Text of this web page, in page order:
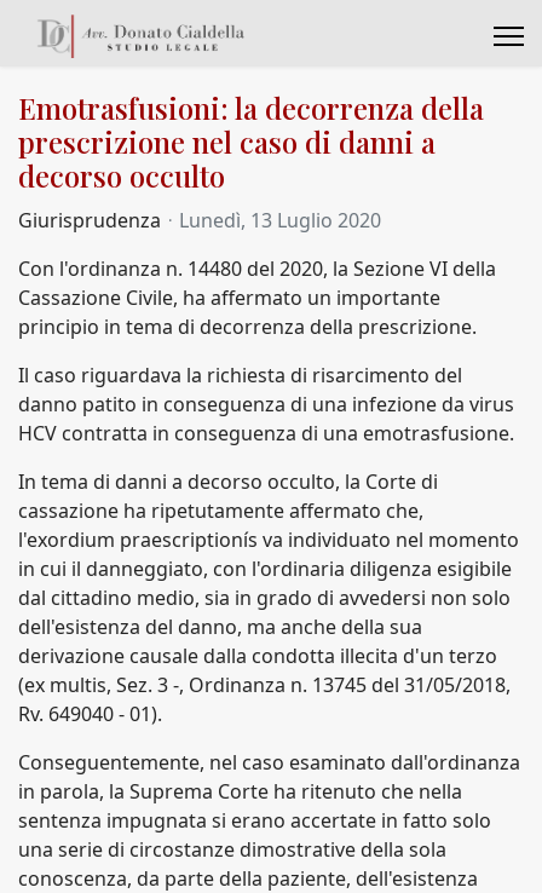
Emotrasfusioni: la decorrenza della
prescrizione nel caso di danni a
decorso occulto
Giurisprudenza
Lunedì, 13 Luglio 2020
Con l'ordinanza n. 14480 del 2020, la Sezione VI della
Cassazione Civile, ha affermato un importante
principio in tema di decorrenza della prescrizione.
Il caso riguardava la richiesta di risarcimento del
danno patito in conseguenza di una infezione da virus
HCV contratta in conseguenza di una emotrasfusione.
In tema di danni a decorso occulto, la Corte di
cassazione ha ripetutamente affermato che,
l'exordium praescriptionís va individuato nel momento
in cui il danneggiato, con l'ordinaria diligenza esigibile
dal cittadino medio, sia in grado di avvedersi non solo
dell'esistenza del danno, ma anche della sua
derivazione causale dalla condotta illecita d'un terzo
(ex multis, Sez. 3 -, Ordinanza n. 13745 del 31/05/2018,
Rv. 649040 - 01).
Conseguentemente, nel caso esaminato dall'ordinanza
in parola, la Suprema Corte ha ritenuto che nella
sentenza impugnata si erano accertate in fatto solo
una serie di circostanze dimostrative della sola
conoscenza, da parte della paziente, dell'esistenza